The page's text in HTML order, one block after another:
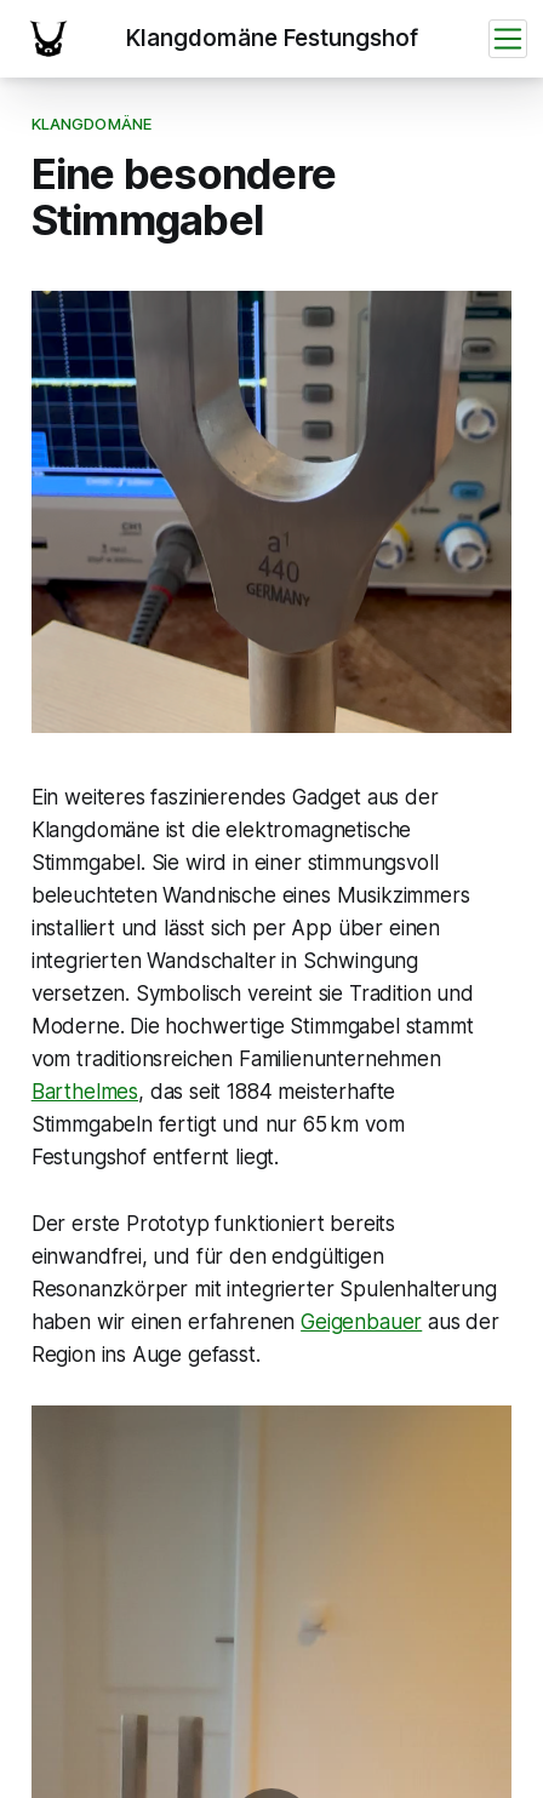
KLANGDOMÄNE
Eine besondere
Stimmgabel
Ein weiteres faszinierendes Gadget aus der
Klangdomäne ist die elektromagnetische
Stimmgabel. Sie wird in einer stimmungsvoll
beleuchteten Wandnische eines Musikzimmers
installiert und lässt sich per App über einen
integrierten Wandschalter in Schwingung
versetzen. Symbolisch vereint sie Tradition und
Moderne. Die hochwertige Stimmgabel stammt
vom traditionsreichen Familienunternehmen
Barthelmes, das seit 1884 meisterhafte
Stimmgabeln fertigt und nur 65 km vom
Festungshof entfernt liegt.
Der erste Prototyp funktioniert bereits
einwandfrei, und für den endgültigen
Resonanzkörper mit integrierter Spulenhalterung
haben wir einen erfahrenenGeigenbauer aus der
Region ins Auge gefasst.